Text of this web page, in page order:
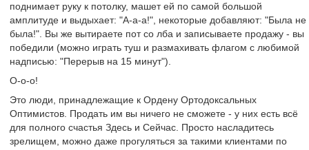
поднимает руку к потолку, машет ей по самой большой
амплитуде и выдыхает: "А-а-а!", некоторые добавляют: "Была не
была!". Вы же вытираете пот со лба и записываете продажу - вы
победили (можно играть туш и размахивать флагом с любимой
надписью: "Перерыв на 15 минут").
О-о-о!
Это люди, принадлежащие к Ордену Ортодоксальных
Оптимистов. Продать им вы ничего не сможете - у них есть всё
для полного счастья Здесь и Сейчас. Просто насладитесь
зрелищем, можно даже прогуляться за такими клиентами по